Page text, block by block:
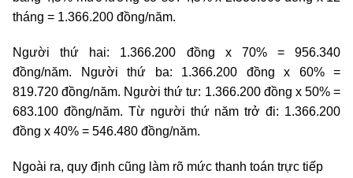
tháng = 1.366.200 đồng/năm.
Người thứ hai: 1.366.200 đồng x 70% = 956.340
đồng/năm. Người thứ ba: 1.366.200 đồng x 60% =
819.720 đồng/năm. Người thứ tư: 1.366.200 đồng x 50% =
683.100 đồng/năm. Từ người thứ năm trở đi: 1.366.200
đồng x 40% = 546.480 đồng/năm.
Ngoài ra, quy định cũng làm rõ mức thanh toán trực tiếp